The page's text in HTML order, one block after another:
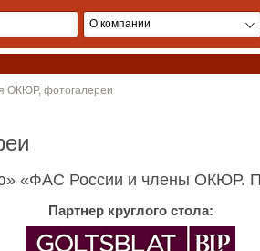
ОКЮР, фотогалереи
«ФАС России и члены ОКЮР.
Партнер круглого стола: